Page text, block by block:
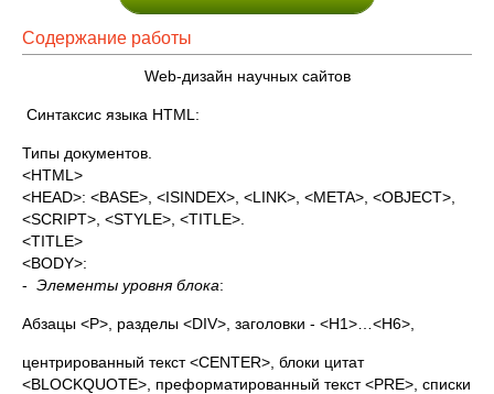
Содержание работы
Web-дизайн научных сайтов
Синтаксис языка HTML:
Типы документов.
<HTML>
<HEAD>: <BASE>, <ISINDEX>, <LINK>, <META>, <OBJECT>,
<SCRIPT>, <STYLE>, <TITLE>.
<TITLE>
<BODY>:
- Элементы уровня блока:
Абзацы <P>, разделы <DIV>, заголовки - <H1>…<H6>,
центрированный текст <CENTER>, блоки цитат
<BLOCKQUOTE>, преформатированный текст <PRE>, списки